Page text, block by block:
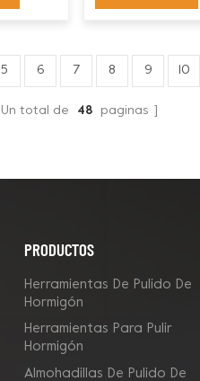
5 6 7 8 9 10
Un total de 48 paginas
PRODUCTOS
Herramientas De Pulido De
Hormigón
Herramientas Para Pulir
Hormigón
Almohadillas De Pulido De